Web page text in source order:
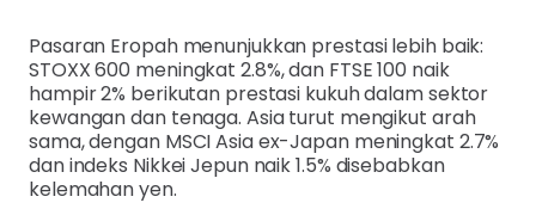
Pasaran Eropah menunjukkan prestasi lebih baik:
STOXX 600 meningkat 2.8%, dan FTSE 100 naik
hampir 2% berikutan prestasi kukuh dalam sektor
kewangan dan tenaga. Asia turut mengikut arah
sama, dengan MSCI Asia ex-Japan meningkat 2.7%
dan indeks Nikkei Jepun naik 1.5% disebabkan
kelemahan yen.